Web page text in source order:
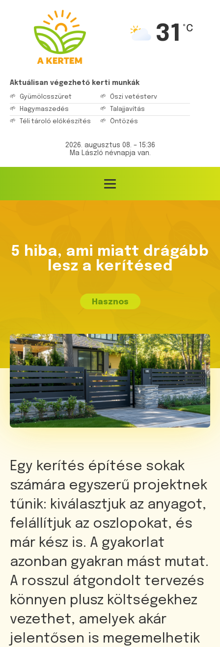
Aktuálisan végezhető kerti munkák
Gyümölcsszüret
Hagymaszedés
Téli tároló előkészítés
Őszi vetésterv
Talajjavítás
Öntözés
2026. augusztus 08. – 15:36
Ma László névnapja van.
31 °C
5 hiba, ami miatt drágább
lesz a kerítésed
Hasznos
Egy kerítés építése sokak
számára egyszerű projektnek
tűnik: kiválasztjuk az anyagot,
felállítjuk az oszlopokat, és
már kész is. A gyakorlat
azonban gyakran mást mutat.
A rosszul átgondolt tervezés
könnyen plusz költségekhez
vezethet, amelyek akár
jelentősen is megemelhetik